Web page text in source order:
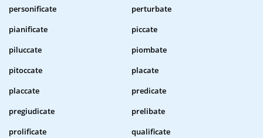
personificate
perturbate
pianificate
piccate
piluccate
piombate
pitoccate
placate
placcate
predicate
pregiudicate
prelibate
prolificate
qualificate